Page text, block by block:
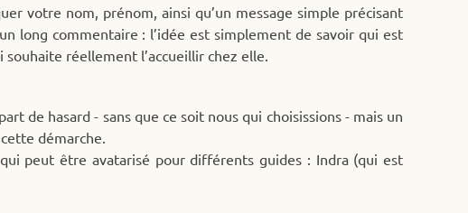
votre nom, prénom, ainsi qu’un message simple précisant
long commentaire : l’idée est simplement de savoir qui est
réellement l’accueillir chez elle.
de hasard - sans que ce soit nous qui choisissions - mais un
démarche.
peut être avatarisé pour différents guides : Indra (qui est